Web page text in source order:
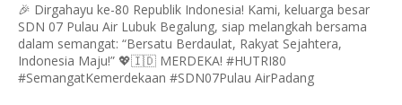
🎉 Dirgahayu ke-80 Republik Indonesia! Kami, keluarga besar
SDN 07 Pulau Air Lubuk Begalung, siap melangkah bersama
dalam semangat: “Bersatu Berdaulat, Rakyat Sejahtera,
Indonesia Maju!” 💖🇮🇩 MERDEKA! #HUTRI80
#SemangatKemerdekaan #SDN07Pulau AirPadang